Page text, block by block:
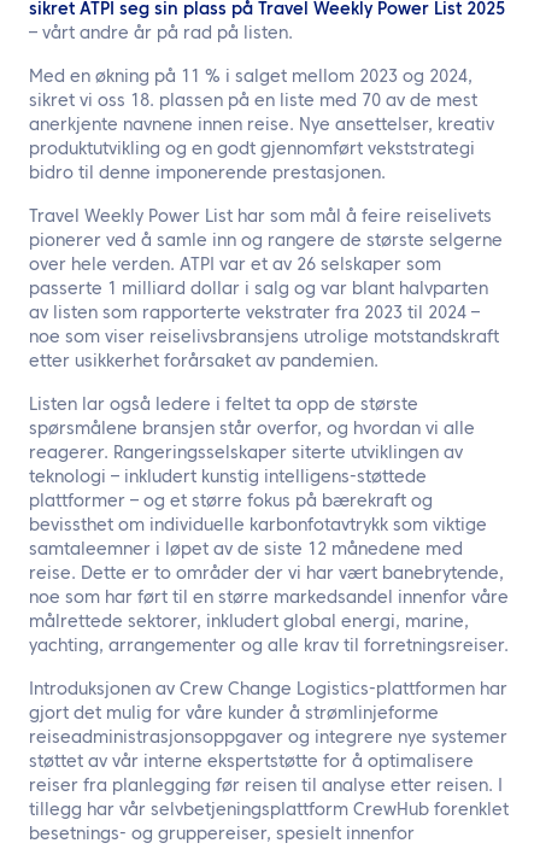
sikret ATPI seg sin plass på Travel Weekly Power List 2025
– vårt andre år på rad på listen.
Med en økning på 11 % i salget mellom 2023 og 2024,
sikret vi oss 18. plassen på en liste med 70 av de mest
anerkjente navnene innen reise. Nye ansettelser, kreativ
produktutvikling og en godt gjennomført vekststrategi
bidro til denne imponerende prestasjonen.
Travel Weekly Power List har som mål å feire reiselivets
pionerer ved å samle inn og rangere de største selgerne
over hele verden. ATPI var et av 26 selskaper som
passerte 1 milliard dollar i salg og var blant halvparten
av listen som rapporterte vekstrater fra 2023 til 2024 –
noe som viser reiselivsbransjens utrolige motstandskraft
etter usikkerhet forårsaket av pandemien.
Listen lar også ledere i feltet ta opp de største
spørsmålene bransjen står overfor, og hvordan vi alle
reagerer. Rangeringsselskaper siterte utviklingen av
teknologi – inkludert kunstig intelligens-støttede
plattformer – og et større fokus på bærekraft og
bevissthet om individuelle karbonfotavtrykk som viktige
samtaleemner i løpet av de siste 12 månedene med
reise. Dette er to områder der vi har vært banebrytende,
noe som har ført til en større markedsandel innenfor våre
målrettede sektorer, inkludert global energi, marine,
yachting, arrangementer og alle krav til forretningsreiser.
Introduksjonen av Crew Change Logistics-plattformen har
gjort det mulig for våre kunder å strømlinjeforme
reiseadministrasjonsoppgaver og integrere nye systemer
støttet av vår interne ekspertstøtte for å optimalisere
reiser fra planlegging før reisen til analyse etter reisen. I
tillegg har vår selvbetjeningsplattform CrewHub forenklet
besetnings- og gruppereiser, spesielt innenfor